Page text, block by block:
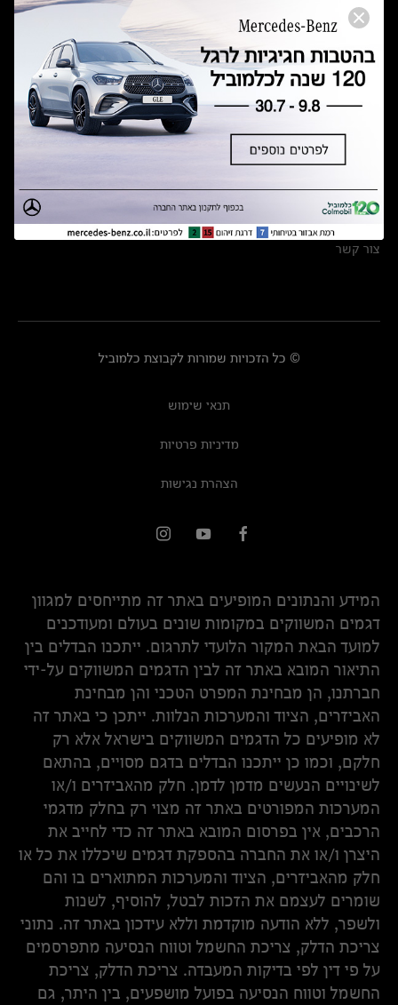
הודעה על הטבות לרכבי מרצדס בהסדר פשרה בתצ 56447-02-19
תקנון ימי מכירות 120 לכלמוביל
מצאו אותנו
אולמות תצוגה
מרכזי שירות
צור קשר
© כל הזכויות שמורות לקבוצת כלמוביל
תנאי שימוש
מדיניות פרטיות
הצהרת נגישות
המידע והנתונים המופיעים באתר זה מתייחסים למגוון
דגמים המשווקים במקומות שונים בעולם ומעודכנים
למועד הבאת המקור הלועדי לתרגום. ייתכנו הבדלים בין
התיאור המובא באתר זה לבין הדגמים המשווקים על-ידי
חברתנו, הן מבחינת המפרט הטכני והן מבחינת
האביזרים, הציוד והמערכות הנלוות. ייתכן כי באתר זה
לא מופיעים כל הדגמים המשווקים בישראל אלא רק
חלקם, וכמו כן ייתכנו הבדלים בדגם מסויים, בהתאם
לשינויים הנעשים מדמן לדמן. חלק מהאביזרים ו/או
המערכות המפורטים באתר זה מצוי רק בחלק מדגמי
הרכבים, אין בפרסום המובא באתר זה כדי לחייב את
היצרן ו/או את החברה בהספקת דגמים שיכללו את כל או
חלק מהאביזרים, הציוד והמערכות המתוארים בו והם
שומרים לעצמם את הזכות לבטל, להוסיף, לשנות
ולשפר, ללא הודעה מוקדמת וללא עידכון באתר זה. נתוני
צריכת הדלק, צריכת החשמל וטווח הנסיעה מתפרסמים
על פי דין לפי בדיקות המעבדה. צריכת הדלק, צריכת
החשמל וטווח הנסיעה בפועל מושפעים, בין היתר, גם